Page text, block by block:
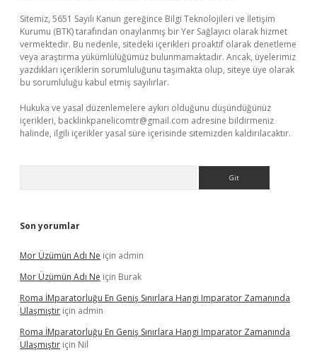
Sitemiz, 5651 Sayılı Kanun gereğince Bilgi Teknolojileri ve İletişim
Kurumu (BTK) tarafından onaylanmış bir Yer Sağlayıcı olarak hizmet
vermektedir. Bu nedenle, sitedeki içerikleri proaktif olarak denetleme
veya araştırma yükümlülüğümüz bulunmamaktadır. Ancak, üyelerimiz
yazdıkları içeriklerin sorumluluğunu taşımakta olup, siteye üye olarak
bu sorumluluğu kabul etmiş sayılırlar.
Hukuka ve yasal düzenlemelere aykırı olduğunu düşündüğünüz
içerikleri, backlinkpanelicomtr@gmail.com adresine bildirmeniz
halinde, ilgili içerikler yasal süre içerisinde sitemizden kaldırılacaktır.
Son yorumlar
Mor Üzümün Adı Ne için admin
Mor Üzümün Adı Ne için Burak
Roma İMparatorluğu En Geniş Sınırlara Hangi Imparator Zamanında
Ulaşmıştır için admin
Roma İMparatorluğu En Geniş Sınırlara Hangi Imparator Zamanında
Ulaşmıştır için Nil